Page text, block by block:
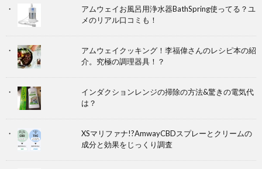
アムウェイお風呂用浄水器BathSpring使ってる？ユ
メのリアル口コミも！
アムウェイクッキング！李福偉さんのレシピ本の紹
介。究極の調理器具！？
インダクションレンジの掃除の方法&驚きの電気代
は？
XSマリファナ!?AmwayCBDスプレーとクリームの
成分と効果をじっくり調査